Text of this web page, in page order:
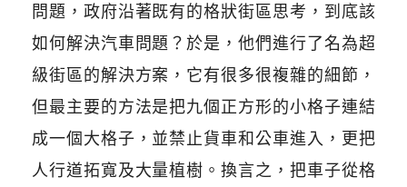
問題，政府沿著既有的格狀街區思考，到底該
如何解決汽車問題？於是，他們進行了名為超
級街區的解決方案，它有很多很複雜的細節，
但最主要的方法是把九個正方形的小格子連結
成一個大格子，並禁止貨車和公車進入，更把
人行道拓寬及大量植樹。換言之，把車子從格